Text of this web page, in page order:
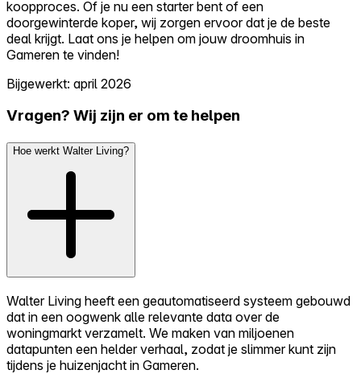
koopproces. Of je nu een starter bent of een
doorgewinterde koper, wij zorgen ervoor dat je de beste
deal krijgt. Laat ons je helpen om jouw droomhuis in
Gameren te vinden!
Bijgewerkt: april 2026
Vragen? Wij zijn er om te helpen
Hoe werkt Walter Living?
Walter Living heeft een geautomatiseerd systeem gebouwd
dat in een oogwenk alle relevante data over de
woningmarkt verzamelt. We maken van miljoenen
datapunten een helder verhaal, zodat je slimmer kunt zijn
tijdens je huizenjacht in Gameren.